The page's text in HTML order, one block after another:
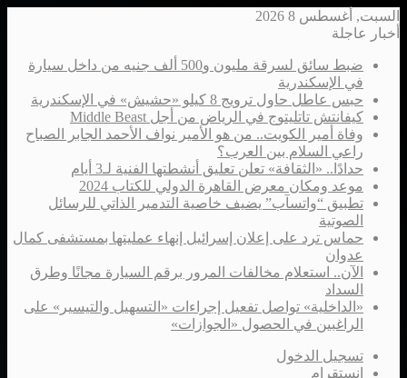
السبت, أغسطس 8 2026
أخبار عاجلة
ضبط سائق لسرقة مليون و500 ألف جنيه من داخل سيارة
في الإسكندرية
حبس عاطل حاول ترويج 8 كيلو «حشيش» في الإسكندرية
كيفانتش تاتليتوج في الرياض من أجل Middle Beast
وفاة أمير الكويت.. من هو الأمير نواف الأحمد الجابر الصباح
راعي السلام بين العرب؟
حدادًا.. «الثقافة» تعلن تعليق أنشطتها الفنية لـ3 أيام
موعد ومكان معرض القاهرة الدولي للكتاب 2024
تطبيق “واتسآب” يضيف خاصية التدمير الذاتي للرسائل
الصوتية
حماس ترد على إعلان إسرائيل إنهاء عمليتها بمستشفى كمال
عدوان
الآن.. استعلام مخالفات المرور برقم السيارة مجانًا وطرق
السداد
«الداخلية» تواصل تفعيل إجراءات «التسهيل والتيسير» على
الراغبين في الحصول «الجوازات»
تسجيل الدخول
انستقرام